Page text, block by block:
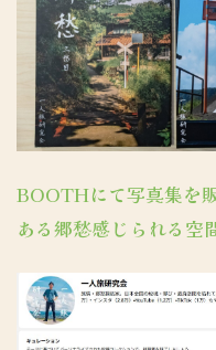
BOOTHにて写真集を
ある郷愁感じられる空